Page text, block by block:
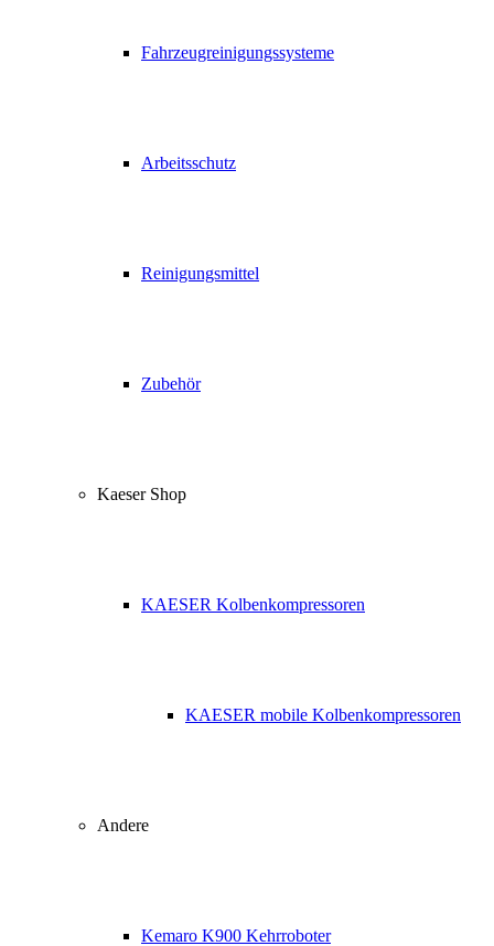
Fahrzeugreinigungssysteme
Arbeitsschutz
Reinigungsmittel
Zubehör
Kaeser Shop
KAESER Kolbenkompressoren
KAESER mobile Kolbenkompressoren
Andere
Kemaro K900 Kehrroboter